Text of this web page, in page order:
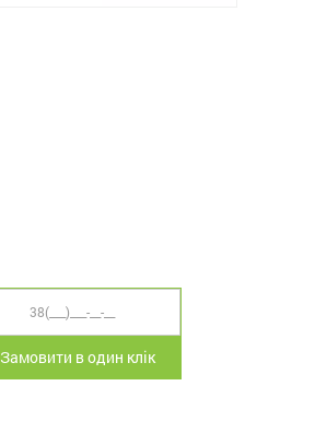
Замовити в один клік